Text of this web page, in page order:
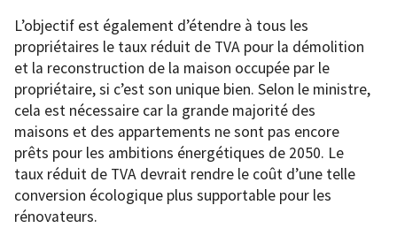
L’objectif est également d’étendre à tous les
propriétaires le taux réduit de TVA pour la démolition
et la reconstruction de la maison occupée par le
propriétaire, si c’est son unique bien. Selon le ministre,
cela est nécessaire car la grande majorité des
maisons et des appartements ne sont pas encore
prêts pour les ambitions énergétiques de 2050. Le
taux réduit de TVA devrait rendre le coût d’une telle
conversion écologique plus supportable pour les
rénovateurs.